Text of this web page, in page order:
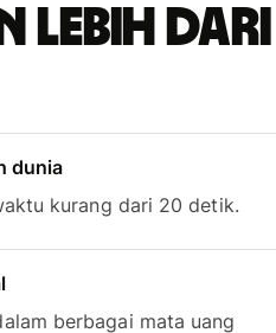
lebih dari
dunia
kurang dari 20 detik.
berbagai mata uang